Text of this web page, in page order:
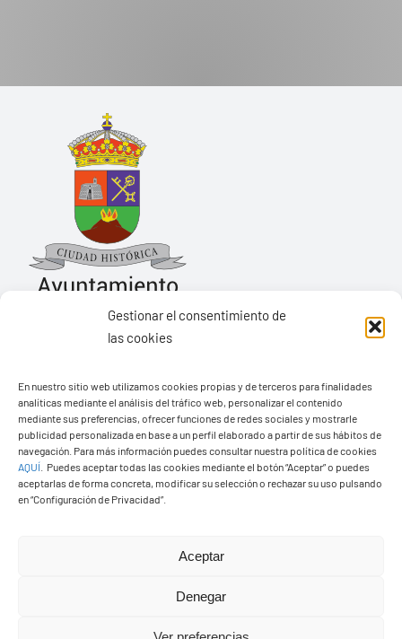
Gestionar el consentimiento de
las cookies
En nuestro sitio web utilizamos cookies propias y de terceros para finalidades
analíticas mediante el análisis del tráfico web, personalizar el contenido
mediante sus preferencias, ofrecer funciones de redes sociales y mostrarle
publicidad personalizada en base a un perfil elaborado a partir de sus hábitos de
navegación. Para más información puedes consultar nuestra política de cookies
AQUÍ
Puedes aceptar todas las cookies mediante el botón “Aceptar” o puedes
aceptarlas de forma concreta, modificar su selección o rechazar su uso pulsando
en “Configuración de Privacidad”.
Aceptar
Denegar
Pza. de Los Remedios, 1
35570 – Yaiza
Tel:928 83 62 20
© Copyright2026 Ayuntamiento de Yaiza - Todos los